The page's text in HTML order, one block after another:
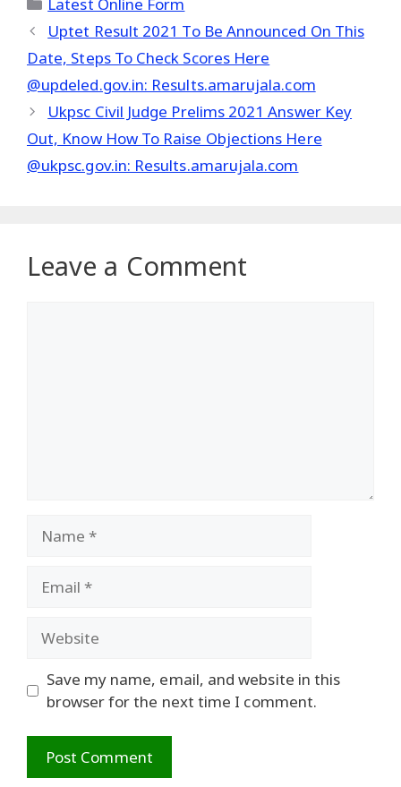
Latest Online Form
Uptet Result 2021 To Be Announced On This
Date, Steps To Check Scores Here
@updeled.gov.in: Results.amarujala.com
Ukpsc Civil Judge Prelims 2021 Answer Key
Out, Know How To Raise Objections Here
@ukpsc.gov.in: Results.amarujala.com
Leave a Comment
Save my name, email, and website in this
browser for the next time I comment.